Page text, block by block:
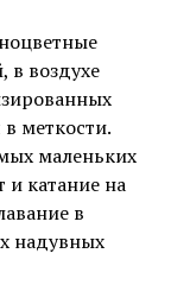
в воздухе
меткости.
маленьких
и катание на
в
надувных